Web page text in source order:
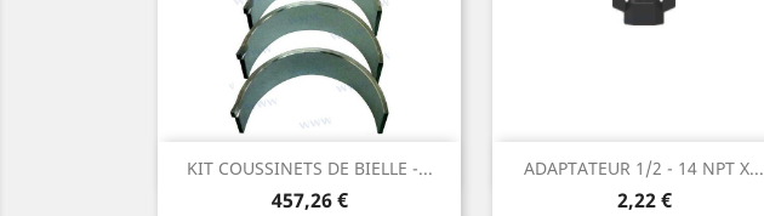
KIT COUSSINETS DE BIELLE -...
Prix
457,26 €
Aperçu rapide ADAPTATEUR 1/2 - 14 NPT X...
Prix
2,22 €
Aperçu rapide